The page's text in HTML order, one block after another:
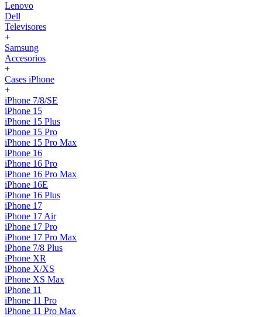
Lenovo
Dell
Televisores
+
Samsung
Accesorios
+
Cases iPhone
+
iPhone 7/8/SE
iPhone 15
iPhone 15 Plus
iPhone 15 Pro
iPhone 15 Pro Max
iPhone 16
iPhone 16 Pro
iPhone 16 Pro Max
iPhone 16E
iPhone 16 Plus
iPhone 17
iPhone 17 Air
iPhone 17 Pro
iPhone 17 Pro Max
iPhone 7/8 Plus
iPhone XR
iPhone X/XS
iPhone XS Max
iPhone 11
iPhone 11 Pro
iPhone 11 Pro Max